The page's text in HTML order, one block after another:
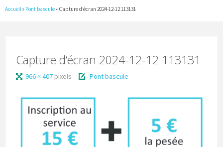
Accueil » Pont bascule» Capture d’écran 2024-12-12 113131
Capture d’écran 2024-12-12 113131
966 × 407 pixels Pont bascule